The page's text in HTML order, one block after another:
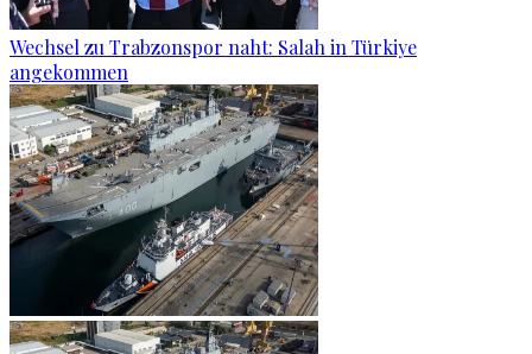
Wechsel zu Trabzonspor naht: Salah in Türkiye
angekommen